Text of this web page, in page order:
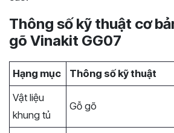
Thông số kỹ thuật cơ
gõ Vinakit GG07
Hạng mục
Thông số kỹ thuật
Vật liệu
khung tủ
Gỗ gõ